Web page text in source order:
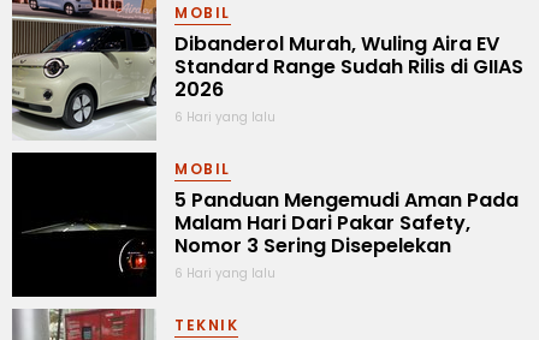
MOBIL
Dibanderol Murah, Wuling Aira EV
Standard Range Sudah Rilis di GIIAS
2026
6 Hari yang lalu
MOBIL
5 Panduan Mengemudi Aman Pada
Malam Hari Dari Pakar Safety,
Nomor 3 Sering Disepelekan
6 Hari yang lalu
TEKNIK